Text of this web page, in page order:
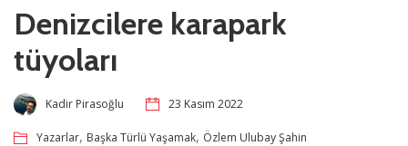
Denizcilere karapark
tüyoları
Kadir Pirasoğlu 23 Kasım 2022
Yazarlar, Başka Türlü Yaşamak, Özlem Ulubay Şahin